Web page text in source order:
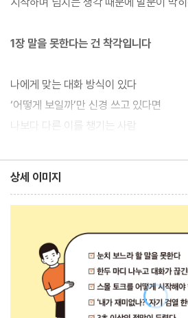
인이 어떻게 생각하는지 신경을 쏟는 탓
수 있는 커뮤니케이션 스킬을 전하고자
상황에서 대화의 물꼬를 트는 방법부터
소재, 상대방에게 좋은 인상을 주고 관계
대화를 할 때 거침없이 자기 이야기를 하
는 사람’이라 정의한다. 재미있는 이야기
아나운서처럼 유창하게 말하지 않아도
을 얻을 수 있는 호감 대화법을 만나볼 수
1장 말을 못한다는 건 착각입니다
나에게 맞는 대화 방식이 있다
‘어떻게 보일까’만 신경 쓰고 있다면
나보다 다른 이를 챙기는 사람
2장 생각이 너무 많은 이들을 위한 대화법
대화의 기본은 ‘준비하는 자세’다
“휴일에 뭐 하셨어요?”에는 뭐라고 답할
‘모른다’는 말은 때로 폭력적이다
내 얘기보다 상대방과의 접점 찾기
상세 이미지